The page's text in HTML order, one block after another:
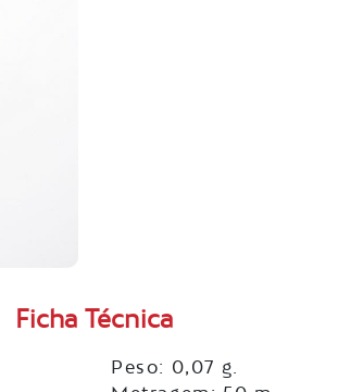
Ficha Técnica
Peso: 0,07 g.